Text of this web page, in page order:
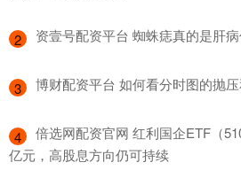
2 资壹号配资平台 蜘蛛痣真的是肝
3 博财配资平台 如何看分时图的抛压
4
倍选网配资官网 红利国企ETF（
亿元，高股息方向仍可持续